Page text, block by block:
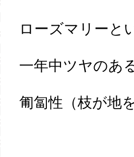
ローズマリーと
一年中ツヤのあ
匍匐性（枝が地